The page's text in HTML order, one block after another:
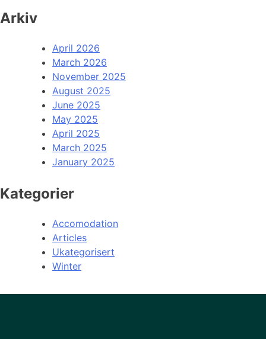
Arkiv
April 2026
March 2026
November 2025
August 2025
June 2025
May 2025
April 2025
March 2025
January 2025
Kategorier
Accomodation
Articles
Ukategorisert
Winter